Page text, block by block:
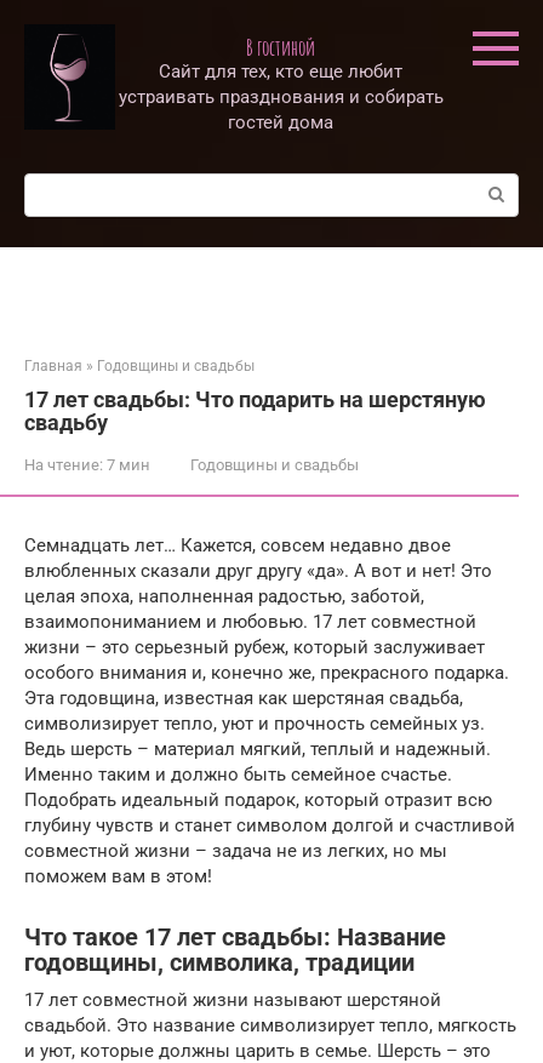
контенту
В гостиной
Сайт для тех, кто еще любит
устраивать празднования и собирать
гостей дома
Поиск:
Главная » Годовщины и свадьбы
17 лет свадьбы: Что подарить на шерстяную
свадьбу
На чтение: 7 мин Годовщины и свадьбы
Семнадцать лет… Кажется, совсем недавно двое
влюбленных сказали друг другу «да». А вот и нет! Это
целая эпоха, наполненная радостью, заботой,
взаимопониманием и любовью. 17 лет совместной
жизни – это серьезный рубеж, который заслуживает
особого внимания и, конечно же, прекрасного подарка.
Эта годовщина, известная как шерстяная свадьба,
символизирует тепло, уют и прочность семейных уз.
Ведь шерсть – материал мягкий, теплый и надежный.
Именно таким и должно быть семейное счастье.
Подобрать идеальный подарок, который отразит всю
глубину чувств и станет символом долгой и счастливой
совместной жизни – задача не из легких, но мы
поможем вам в этом!
Что такое 17 лет свадьбы: Название
годовщины, символика, традиции
17 лет совместной жизни называют шерстяной
свадьбой. Это название символизирует тепло, мягкость
и уют, которые должны царить в семье. Шерсть – это